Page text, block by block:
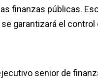
finanzas públicas.
garantizará el
senior de